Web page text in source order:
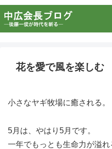
花を愛で風を楽しむ
小さなヤギ牧場に癒される。
5月は、やはり5月です。
一年でもっとも生命力が溢れ